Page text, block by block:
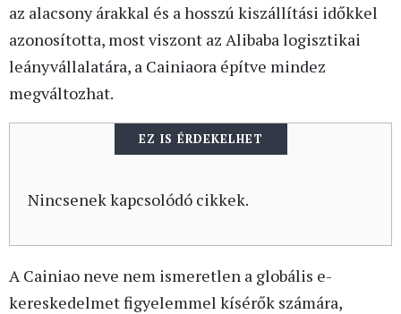
az alacsony árakkal és a hosszú kiszállítási időkkel
azonosította, most viszont az Alibaba logisztikai
leányvállalatára, a Cainiaora építve mindez
megváltozhat.
EZ IS ÉRDEKELHET
Nincsenek kapcsolódó cikkek.
A Cainiao neve nem ismeretlen a globális e-
kereskedelmet figyelemmel kísérők számára,